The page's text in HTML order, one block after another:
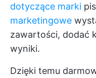
dotyczące marki
marketingowe
zawartości, dodać
wyniki.
Dzięki temu